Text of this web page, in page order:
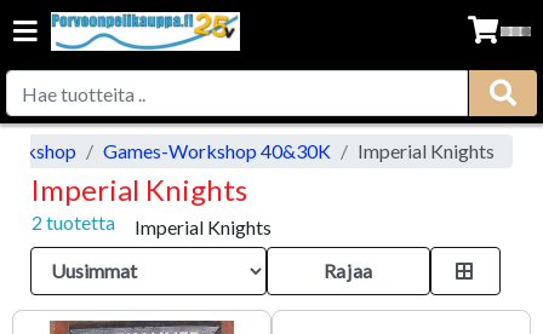
Games-Workshop 40&30K Imperial Knights
Imperial Knights
2 tuotetta
Imperial Knights
Rajaa